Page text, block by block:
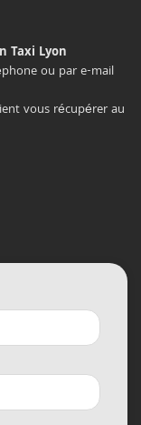
Taxi Lyon
ou par e-mail
vous récupérer au